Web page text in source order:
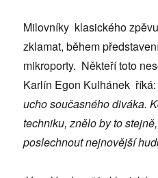
Milovníky klasického
zklamat, během
mikroporty. Někteří toto
Karlín Egon Kulhánek říká:
ucho současného diváka.
techniku, znělo by to
poslechnout nejnovější